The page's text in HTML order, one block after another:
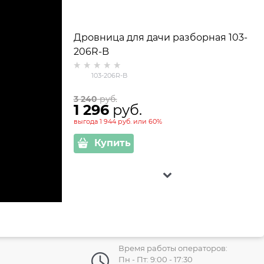
Дровница для дачи разборная 103-
206R-B
103-206R-B
3 240 руб.
1 296 руб.
выгода 1 944 руб. или 60%
Купить
Время работы операторов:
Пн - Пт: 9:00 - 17:30